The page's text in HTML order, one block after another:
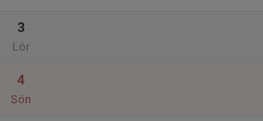
3
Lör
4
Sön